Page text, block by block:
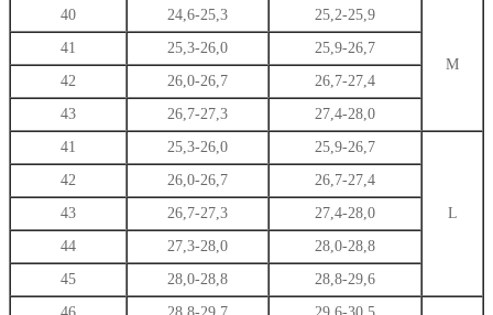
40
24,6-25,3 25,2-25,9
M
41 25,3-26,0
25,9-26,7
42
26,0-26,7
26,7-27,4
43
26,7-27,3
27,4-28,0
41
25,3-26,0 25,9-26,7
L
42 26,0-26,7
26,7-27,4
43
26,7-27,3
27,4-28,0
44
27,3-28,0
28,0-28,8
45
28,0-28,8
28,8-29,6